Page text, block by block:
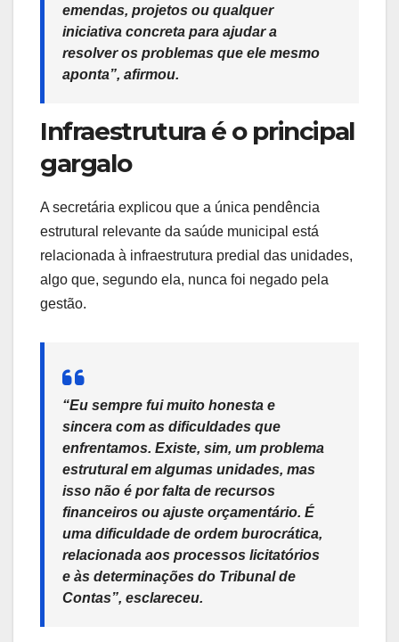
emendas, projetos ou qualquer
iniciativa concreta para ajudar a
resolver os problemas que ele mesmo
aponta”, afirmou.
Infraestrutura é o principal
gargalo
A secretária explicou que a única pendência
estrutural relevante da saúde municipal está
relacionada à infraestrutura predial das unidades,
algo que, segundo ela, nunca foi negado pela
gestão.
“Eu sempre fui muito honesta e
sincera com as dificuldades que
enfrentamos. Existe, sim, um problema
estrutural em algumas unidades, mas
isso não é por falta de recursos
financeiros ou ajuste orçamentário. É
uma dificuldade de ordem burocrática,
relacionada aos processos licitatórios
e às determinações do Tribunal de
Contas”, esclareceu.